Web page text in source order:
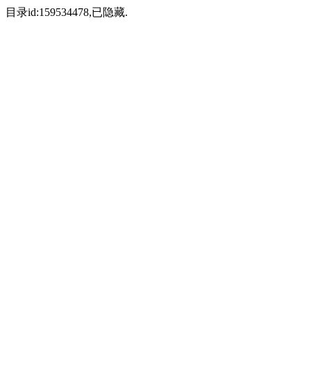
目录id:159534478,已隐藏.